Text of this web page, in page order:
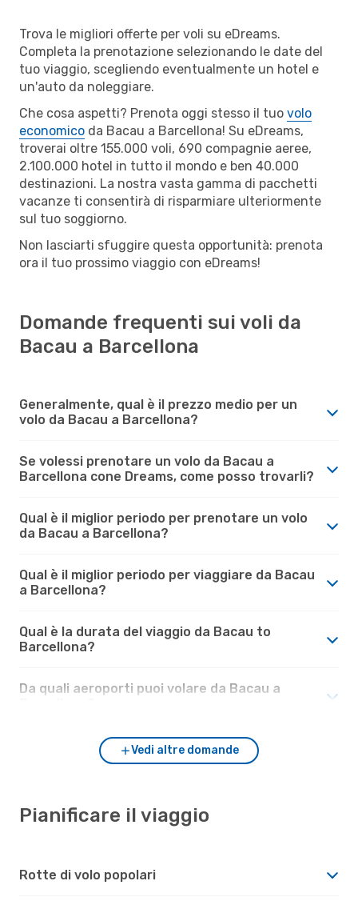
Trova le migliori offerte per voli su eDreams.
Completa la prenotazione selezionando le date del
tuo viaggio, scegliendo eventualmente un hotel e
un'auto da noleggiare.
Che cosa aspetti? Prenota oggi stesso il tuo volo
economico da Bacau a Barcellona! Su eDreams,
troverai oltre 155.000 voli, 690 compagnie aeree,
2.100.000 hotel in tutto il mondo e ben 40.000
destinazioni. La nostra vasta gamma di pacchetti
vacanze ti consentirà di risparmiare ulteriormente
sul tuo soggiorno.
Non lasciarti sfuggire questa opportunità: prenota
ora il tuo prossimo viaggio con eDreams!
Domande frequenti sui voli da
Bacau a Barcellona
Generalmente, qual è il prezzo medio per un
volo da Bacau a Barcellona?
Se volessi prenotare un volo da Bacau a
Barcellona cone Dreams, come posso trovarli?
Qual è il miglior periodo per prenotare un volo
da Bacau a Barcellona?
Qual è il miglior periodo per viaggiare da Bacau
a Barcellona?
Qual è la durata del viaggio da Bacau to
Barcellona?
Da quali aeroporti puoi volare da Bacau a
Vedi altre domande
Pianificare il viaggio
Rotte di volo popolari